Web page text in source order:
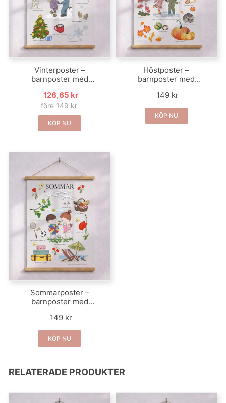
Vinterposter –
barnposter med
126,65 kr
före 149 kr
KÖP NU
Höstposter –
barnposter med
149 kr
KÖP NU
Sommarposter –
barnposter med
149 kr
KÖP NU
RELATERADE PRODUKTER